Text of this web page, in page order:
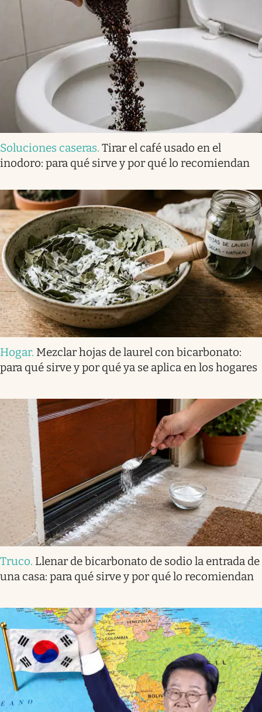
Soluciones caseras. Tirar el café usado en el
inodoro: para qué sirve y por qué lo recomiendan
Hogar. Mezclar hojas de laurel con bicarbonato:
para qué sirve y por qué ya se aplica en los hogares
Truco. Llenar de bicarbonato de sodio la entrada de
una casa: para qué sirve y por qué lo recomiendan